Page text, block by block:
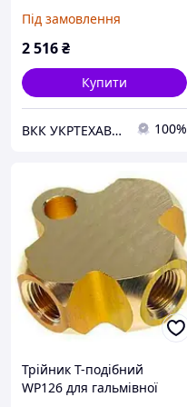
(9023000003)
Під замовлення
2 516₴
Купити
ВКК УКРТЕХАВТО ТОВ 100%
Трійник Т-подібний
WP126 для гальмівної